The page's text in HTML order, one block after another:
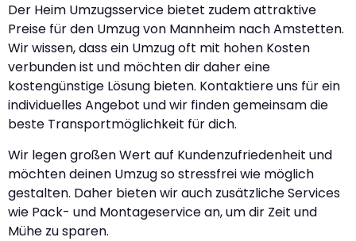
Der Heim Umzugsservice bietet zudem attraktive
Preise für den Umzug von Mannheim nach Amstetten.
Wir wissen, dass ein Umzug oft mit hohen Kosten
verbunden ist und möchten dir daher eine
kostengünstige Lösung bieten. Kontaktiere uns für ein
individuelles Angebot und wir finden gemeinsam die
beste Transportmöglichkeit für dich.
Wir legen großen Wert auf Kundenzufriedenheit und
möchten deinen Umzug so stressfrei wie möglich
gestalten. Daher bieten wir auch zusätzliche Services
wie Pack- und Montageservice an, um dir Zeit und
Mühe zu sparen.